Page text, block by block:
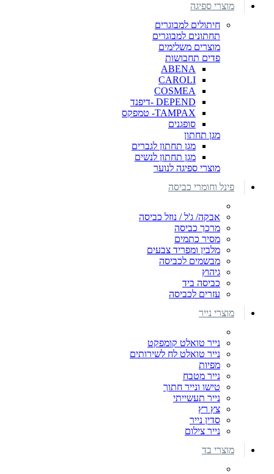
מוצרי ספיגה
חיתולים למבוגרים
תחתונים למבוגרים
מוצרים משלימים
פדים תחבושות
ABENA
CAROLI
COSMEA
DEPEND -דיפנד
TAMPAX- טמפקס
סופגנים
מגן תחתון
מגן תחתון לגברים
מגן תחתון לנשים
מוצרי ספיגה לנוער
פינל וחומרי כביסה
אבקה/ ג'ל / נוזל כביסה
מרכך כביסה
מסיר כתמים
מלבין ומפריד צבעים
מבשמים לכביסה
גיהוץ
כביסה ביד
עזרים לכביסה
מוצרי נייר
נייר טואלט קומפקט
נייר טואלט לח לשירותים
מפיות
נייר מטבח
טישו ונייר חתוך
נייר תעשייתי
צץ רץ
סדין נייר
נייר צילום
מוצרי בד